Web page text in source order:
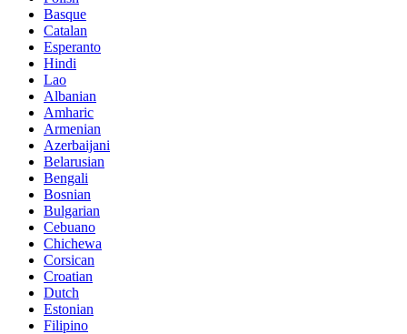
Basque
Catalan
Esperanto
Hindi
Lao
Albanian
Amharic
Armenian
Azerbaijani
Belarusian
Bengali
Bosnian
Bulgarian
Cebuano
Chichewa
Corsican
Croatian
Dutch
Estonian
Filipino